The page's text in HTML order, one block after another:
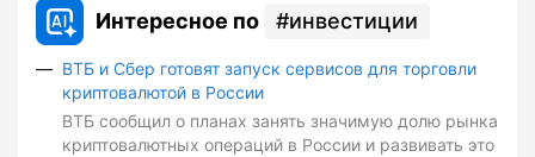
Интересное по инвестиции
ВТБ и Сбер готовят запуск сервисов для торговли
криптовалютой в России
ВТБ сообщил о планах занять значимую долю рынка
криптовалютных операций в России и развивать это